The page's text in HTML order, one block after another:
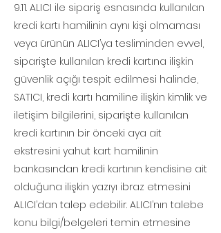
9.11. ALICI ile sipariş esnasında kullanılan
kredi kartı hamilinin aynı kişi olmaması
veya ürünün ALICI’ya tesliminden evvel,
siparişte kullanılan kredi kartına ilişkin
güvenlik açığı tespit edilmesi halinde,
SATICI, kredi kartı hamiline ilişkin kimlik ve
iletişim bilgilerini, siparişte kullanılan
kredi kartının bir önceki aya ait
ekstresini yahut kart hamilinin
bankasından kredi kartının kendisine ait
olduğuna ilişkin yazıyı ibraz etmesini
ALICI’dan talep edebilir. ALICI’nın talebe
konu bilgi/belgeleri temin etmesine